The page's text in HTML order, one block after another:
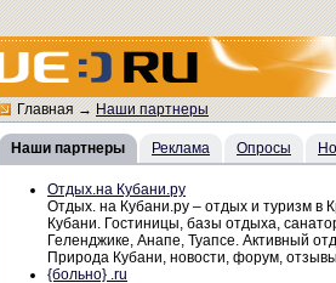
Главная→Наши партнеры
Наши партнеры Реклама Опросы
Отдых.на Кубани.ру
Отдых. на Кубани.ру – отдых и туризм в
Кубани. Гостиницы, базы отдыха,
Геленджике, Анапе, Туапсе. Активный
Природа Кубани, новости, форум,
{больно} .ru